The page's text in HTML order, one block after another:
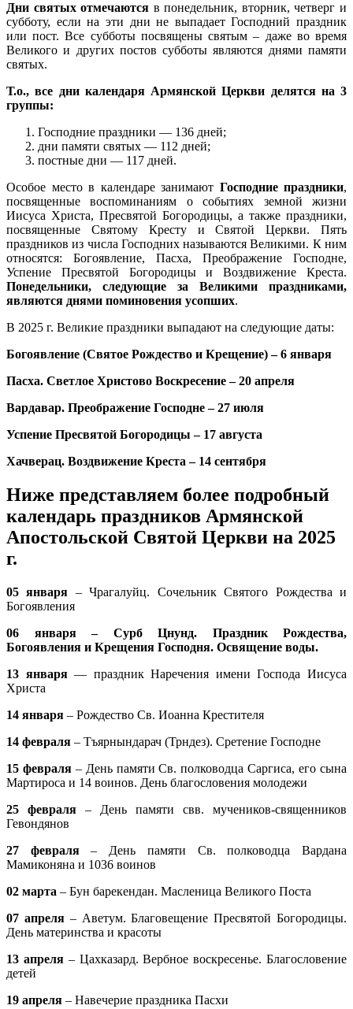
Дни святых отмечаются в понедельник, вторник, четверг и
субботу, если на эти дни не выпадает Господний праздник
или пост. Все субботы посвящены святым – даже во время
Великого и других постов субботы являются днями памяти
святых.
Т.о., все дни календаря Армянской Церкви делятся на 3
группы:
Господние праздники — 136 дней;
дни памяти святых — 112 дней;
постные дни — 117 дней.
Особое место в календаре занимают Господние праздники,
посвященные воспоминаниям о событиях земной жизни
Иисуса Христа, Пресвятой Богородицы, а также праздники,
посвященные Святому Кресту и Святой Церкви. Пять
праздников из числа Господних называются Великими. К ним
относятся: Богоявление, Пасха, Преображение Господне,
Успение Пресвятой Богородицы и Воздвижение Креста.
Понедельники, следующие за Великими праздниками,
являются днями поминовения усопших.
В 2025 г. Великие праздники выпадают на следующие даты:
Богоявление (Святое Рождество и Крещение) – 6 января
Пасха. Светлое Христово Воскресение – 20 апреля
Вардавар. Преображение Господне – 27 июля
Успение Пресвятой Богородицы – 17 августа
Хачверац. Воздвижение Креста – 14 сентября
Ниже представляем более подробный
календарь праздников Армянской
Апостольской Святой Церкви на 2025
г.
05 января – Чрагалуйц. Сочельник Святого Рождества и
Богоявления
06 января – Сурб Цнунд. Праздник Рождества,
Богоявления и Крещения Господня. Освящение воды.
13 января— праздник Наречения имени Господа Иисуса
Христа
14 января – Рождество Св. Иоанна Крестителя
14 февраля – Тъярнындарач (Трндез). Сретение Господне
15 февраля – День памяти Св. полководца Саргиса, его сына
Мартироса и 14 воинов. День благословения молодежи
25 февраля – День памяти свв. мучеников-священников
Гевондянов
27 февраля– День памяти Св. полководца Вардана
Мамиконяна и 1036 воинов
02 марта – Бун барекендан. Масленица Великого Поста
07 апреля – Аветум. Благовещение Пресвятой Богородицы.
День материнства и красоты
13 апреля – Цахказард. Вербное воскресенье. Благословение
детей
19 апреля – Навечерие праздника Пасхи